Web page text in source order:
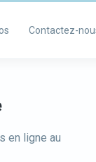
Contactez-
en ligne au